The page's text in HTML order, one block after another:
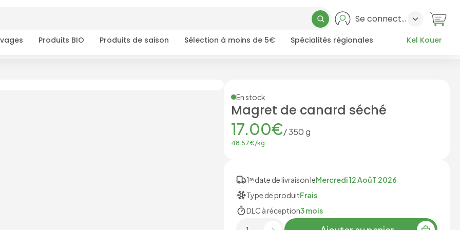
Se connecter
Produits BIO Produits de saison Sélection à moins de 5€
Spécialités régionales
Kel Kouer
En stock
Magret de canard séché
17.00€/350g
48.57€/kg
1ʳᵉ date de livraison leMercredi 12 AoûT 2026
Type de produitFrais
DLC à réception3 mois